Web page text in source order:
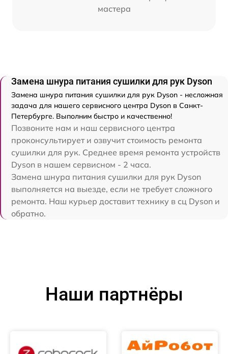
мастера
Замена шнура питания сушилки для рук Dyson
Замена шнура питания сушилки для рук Dyson - несложная
задача для нашего сервисного центра Dyson в Санкт-
Петербурге. Выполним быстро и качественно!
Позвоните нам и наш сервисного центра
проконсультирует и озвучит стоимость ремонта
сушилки для рук. Среднее время ремонта устройств
Dyson в нашем сервисном - 2 часа.
Замена шнура питания сушилки для рук Dyson
выполняется на выезде, если не требует сложного
ремонта. Наш курьер доставит технику в сц Dyson и
обратно.
Наши партнёры